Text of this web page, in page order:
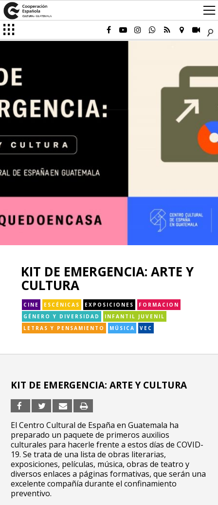
KIT DE EMERGENCIA: ARTE Y
CULTURA
CINE ESCÉNICAS EXPOSICIONES
FORMACION
GÉNERO Y DIVERSIDAD
INFANTIL JUVENIL
LETRAS Y PENSAMIENTO
MÚSICA VEC
KIT DE EMERGENCIA: ARTE Y CULTURA
El Centro Cultural de España en Guatemala ha
preparado un paquete de primeros auxilios
culturales para hacerle frente a estos días de COVID-
19. Se trata de una lista de obras literarias,
exposiciones, películas, música, obras de teatro y
diversos enlaces a páginas formativas, que serán una
excelente compañía durante el confinamiento
preventivo.